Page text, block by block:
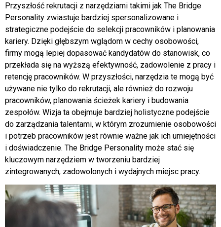
Przyszłość rekrutacji z narzędziami takimi jak The Bridge
Personality zwiastuje bardziej spersonalizowane i
strategiczne podejście do selekcji pracowników i planowania
kariery. Dzięki głębszym wglądom w cechy osobowości,
firmy mogą lepiej dopasować kandydatów do stanowisk, co
przekłada się na wyższą efektywność, zadowolenie z pracy i
retencję pracowników. W przyszłości, narzędzia te mogą być
używane nie tylko do rekrutacji, ale również do rozwoju
pracowników, planowania ścieżek kariery i budowania
zespołów. Wizja ta obejmuje bardziej holistyczne podejście
do zarządzania talentami, w którym zrozumienie osobowości
i potrzeb pracowników jest równie ważne jak ich umiejętności
i doświadczenie. The Bridge Personality może stać się
kluczowym narzędziem w tworzeniu bardziej
zintegrowanych, zadowolonych i wydajnych miejsc pracy.